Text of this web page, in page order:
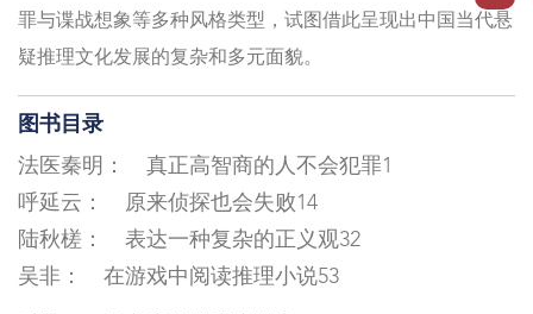
罪与谍战想象等多种风格类型，试图借此呈现出中国当代悬
疑推理文化发展的复杂和多元面貌。
图书目录
法医秦明： 真正高智商的人不会犯罪1
呼延云： 原来侦探也会失败14
陆秋槎： 表达一种复杂的正义观32
吴非： 在游戏中阅读推理小说53